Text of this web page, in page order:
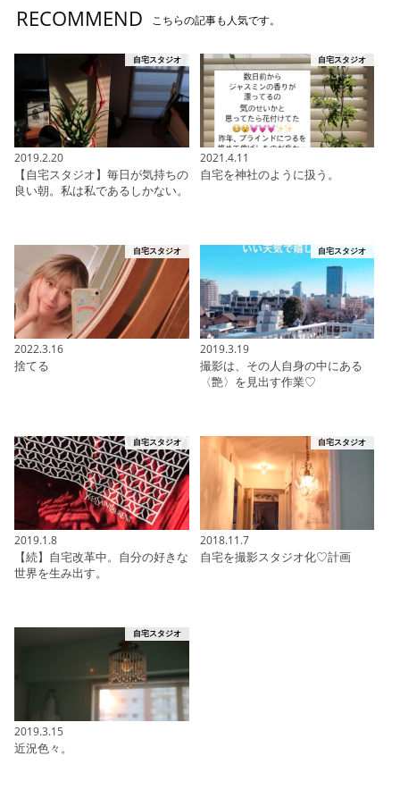
RECOMMEND こちらの記事も人気です。
自宅スタジオ
2019.2.20
【自宅スタジオ】毎日が気持ちの
良い朝。私は私であるしかない。
自宅スタジオ
2021.4.11
自宅を神社のように扱う。
自宅スタジオ
2022.3.16
捨てる
自宅スタジオ
2019.3.19
撮影は、その人自身の中にある
〈艶〉を見出す作業♡
自宅スタジオ
2019.1.8
【続】自宅改革中。自分の好きな
世界を生み出す。
自宅スタジオ
2018.11.7
自宅を撮影スタジオ化♡計画
自宅スタジオ
2019.3.15
近況色々。